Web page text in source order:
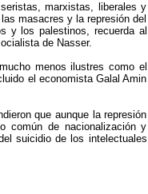
marxistas, liberales y
masacres y la represión del
y los palestinos, recuerda al
de Nasser.
menos ilustres como el
el economista Galal Amin
que aunque la represión
común de nacionalización y
suicidio de los intelectuales